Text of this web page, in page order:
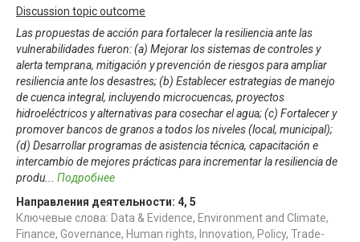
Discussion topic outcome
Las propuestas de acción para fortalecer la resiliencia ante las
vulnerabilidades fueron: (a) Mejorar los sistemas de controles y
alerta temprana, mitigación y prevención de riesgos para ampliar
resiliencia ante los desastres; (b) Establecer estrategias de manejo
de cuenca integral, incluyendo microcuencas, proyectos
hidroeléctricos y alternativas para cosechar el agua; (c) Fortalecer y
promover bancos de granos a todos los niveles (local, municipal);
(d) Desarrollar programas de asistencia técnica, capacitación e
intercambio de mejores prácticas para incrementar la resiliencia de
produ
Подробнее
Направления деятельности: 4, 5
Ключевые слова: Data & Evidence, Environment and Climate,
Finance, Governance, Human rights, Innovation, Policy, Trade-